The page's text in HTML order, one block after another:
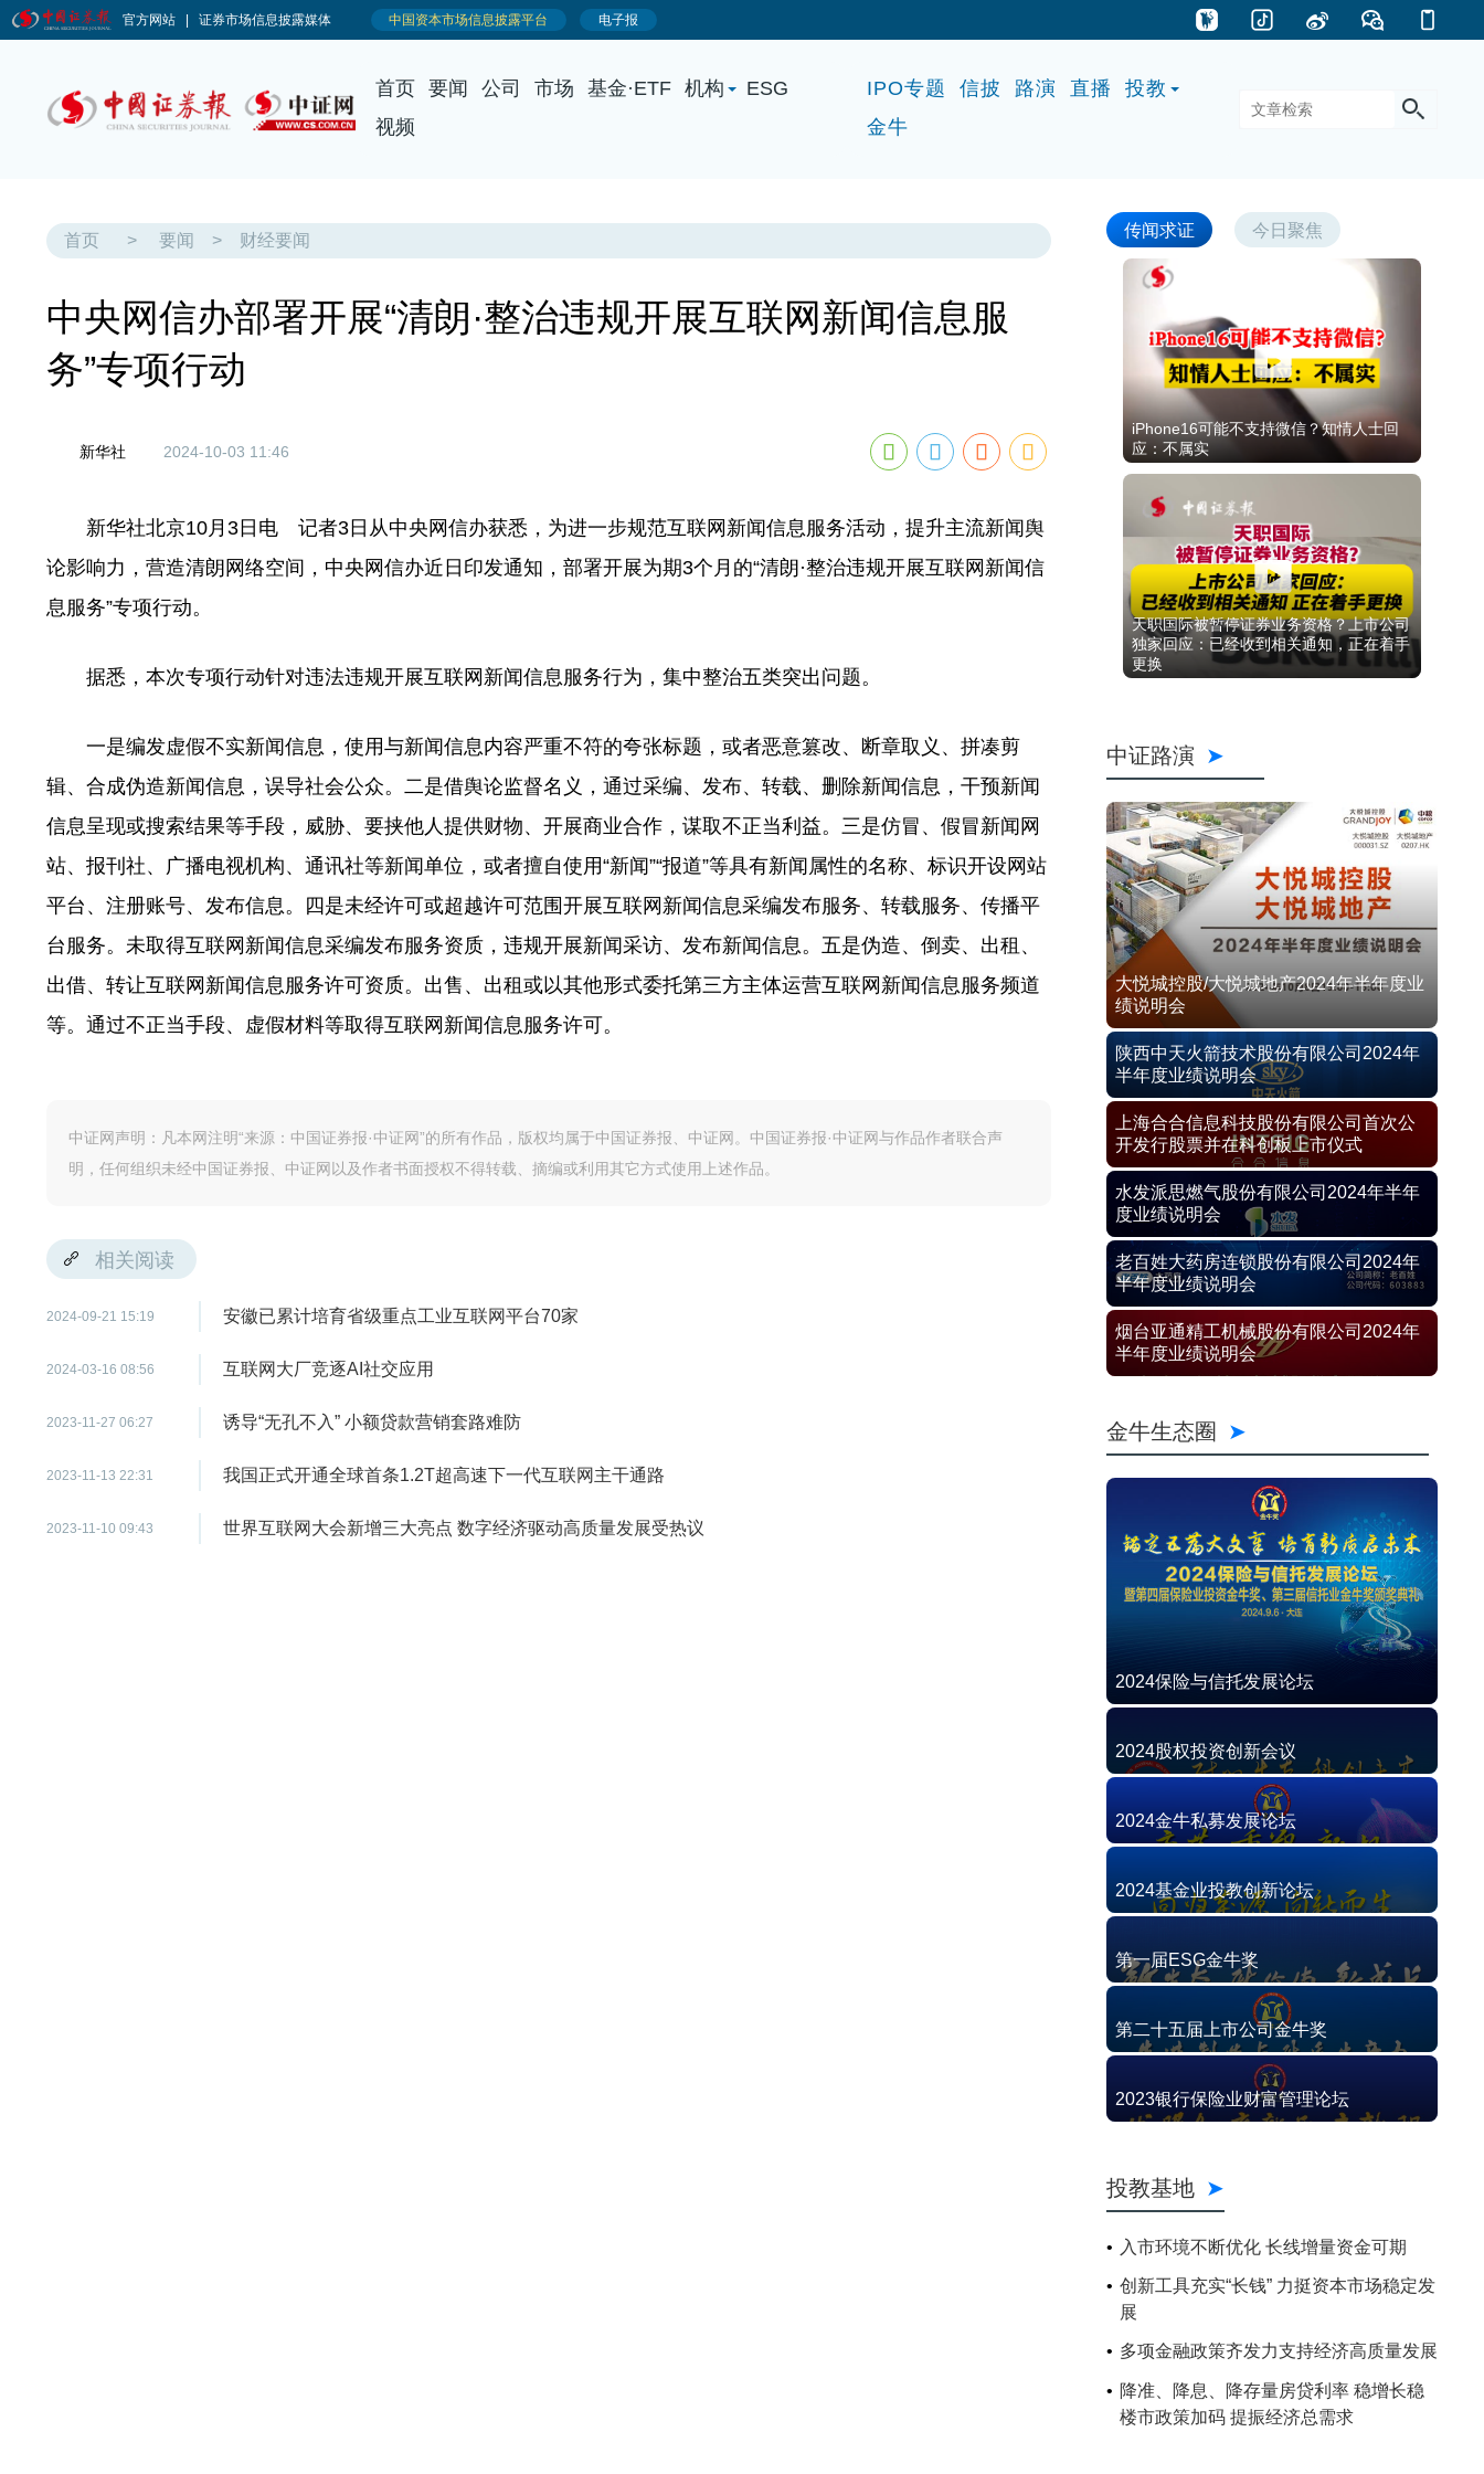
首页 要闻 公司 市场 基金·ETF 机构
ESG
视频
IPO专题 信披 路演 直播
投教
金牛
首页 > 要闻 > 财经要闻
中央网信办部署开展“清朗·整治违规开展互联网新闻信息服
务”专项行动
新华社 2024-10-03 11:46
新华社北京10月3日电 记者3日从中央网信办获悉，为进一步规范互联网新闻信息服务活动，提升主流新闻舆
论影响力，营造清朗网络空间，中央网信办近日印发通知，部署开展为期3个月的“清朗·整治违规开展互联网新闻信
息服务”专项行动。
据悉，本次专项行动针对违法违规开展互联网新闻信息服务行为，集中整治五类突出问题。
一是编发虚假不实新闻信息，使用与新闻信息内容严重不符的夸张标题，或者恶意篡改、断章取义、拼凑剪
辑、合成伪造新闻信息，误导社会公众。二是借舆论监督名义，通过采编、发布、转载、删除新闻信息，干预新闻
信息呈现或搜索结果等手段，威胁、要挟他人提供财物、开展商业合作，谋取不正当利益。三是仿冒、假冒新闻网
站、报刊社、广播电视机构、通讯社等新闻单位，或者擅自使用“新闻”“报道”等具有新闻属性的名称、标识开设网站
平台、注册账号、发布信息。四是未经许可或超越许可范围开展互联网新闻信息采编发布服务、转载服务、传播平
台服务。未取得互联网新闻信息采编发布服务资质，违规开展新闻采访、发布新闻信息。五是伪造、倒卖、出租、
出借、转让互联网新闻信息服务许可资质。出售、出租或以其他形式委托第三方主体运营互联网新闻信息服务频道
等。通过不正当手段、虚假材料等取得互联网新闻信息服务许可。
中证网声明：凡本网注明“来源：中国证券报·中证网”的所有作品，版权均属于中国证券报、中证网。中国证券报·中证网与作品作者联合声
明，任何组织未经中国证券报、中证网以及作者书面授权不得转载、摘编或利用其它方式使用上述作品。
相关阅读
2024-09-21 15:19 安徽已累计培育省级重点工业互联网平台70家
2024-03-16 08:56 互联网大厂竞逐AI社交应用
2023-11-27 06:27 诱导“无孔不入” 小额贷款营销套路难防
2023-11-13 22:31 我国正式开通全球首条1.2T超高速下一代互联网主干通路
2023-11-10 09:43 世界互联网大会新增三大亮点 数字经济驱动高质量发展受热议
传闻求证 今日聚焦
iPhone16可能不支持微信？知情人士回
应：不属实
天职国际被暂停证券业务资格？上市公司
独家回应：已经收到相关通知，正在着手
更换
中证路演
大悦城控股/大悦城地产2024年半年度业
绩说明会
陕西中天火箭技术股份有限公司2024年
半年度业绩说明会
上海合合信息科技股份有限公司首次公
开发行股票并在科创板上市仪式
水发派思燃气股份有限公司2024年半年
度业绩说明会
老百姓大药房连锁股份有限公司2024年
半年度业绩说明会
烟台亚通精工机械股份有限公司2024年
半年度业绩说明会
金牛生态圈
2024保险与信托发展论坛
2024股权投资创新会议
2024金牛私募发展论坛
2024基金业投教创新论坛
第一届ESG金牛奖
第二十五届上市公司金牛奖
2023银行保险业财富管理论坛
投教基地
入市环境不断优化 长线增量资金可期
创新工具充实“长钱” 力挺资本市场稳定发
展
多项金融政策齐发力支持经济高质量发展
降准、降息、降存量房贷利率 稳增长稳
楼市政策加码 提振经济总需求